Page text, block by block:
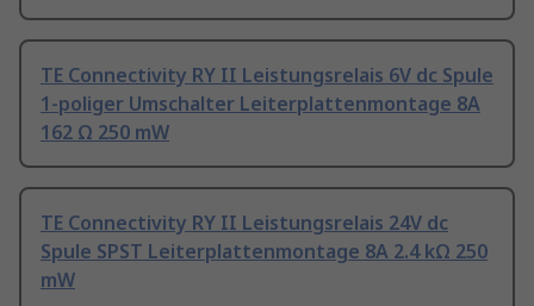
TE Connectivity RY II Leistungsrelais 6V dc Spule
1-poliger Umschalter Leiterplattenmontage 8A
162 Ω 250 mW
TE Connectivity RY II Leistungsrelais 24V dc
Spule SPST Leiterplattenmontage 8A 2.4 kΩ 250
mW